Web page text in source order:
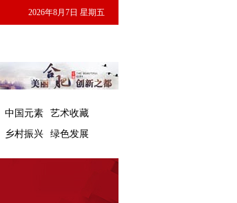
2026年8月7日 星期五
中国元素
艺术收藏
乡村振兴 绿色发展